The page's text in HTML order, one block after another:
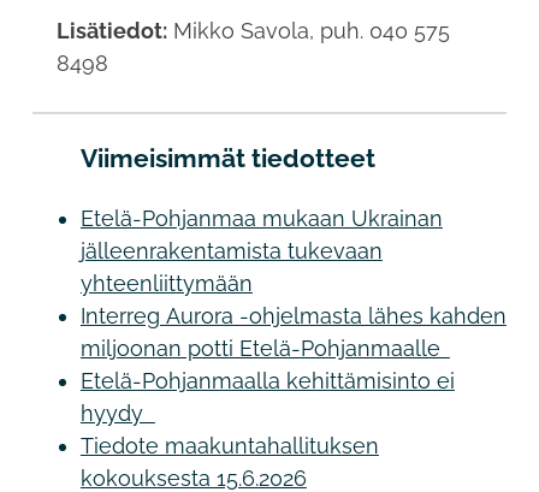
Lisätiedot:Mikko Savola, puh. 040 575
8498
Viimeisimmät tiedotteet
Etelä-Pohjanmaa mukaan Ukrainan
jälleenrakentamista tukevaan
yhteenliittymään
Interreg Aurora -ohjelmasta lähes kahden
miljoonan potti Etelä-Pohjanmaalle
Etelä-Pohjanmaalla kehittämisinto ei
hyydy
Tiedote maakuntahallituksen
kokouksesta 15.6.2026